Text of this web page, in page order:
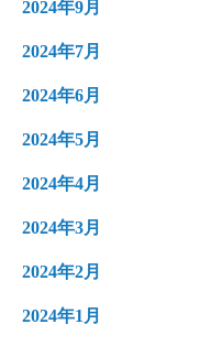
2024年9月
2024年7月
2024年6月
2024年5月
2024年4月
2024年3月
2024年2月
2024年1月